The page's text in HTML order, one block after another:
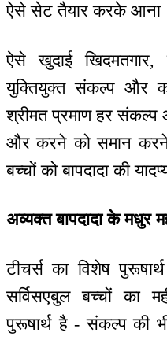
ऐसे सेट तैयार करके
ऐसे खुदाई
युक्तियुक्त संकल्प और
श्रीमत प्रमाण हर
और करने को समान करने
बच्चों को बापदादा की
अव्यक्त बापदादा के मधुर
टीचर्स का विशेष
सर्विसएबुल बच्चों का
पुरूषार्थ है - संकल्प की